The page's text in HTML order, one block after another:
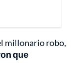
millonario robo,
que